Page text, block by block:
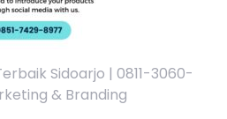
Sidoarjo | 0811-3060-
& Branding